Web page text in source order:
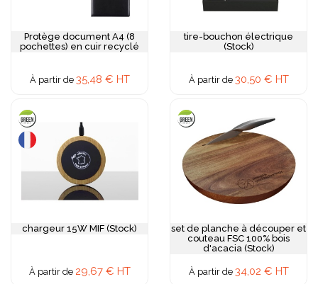
Protège document A4 (8
pochettes) en cuir recyclé
À partir de 35,48 € HT
tire-bouchon électrique
(Stock)
À partir de 30,50 € HT
chargeur 15W MIF (Stock)
À partir de 29,67 € HT
set de planche à découper et
couteau FSC 100% bois
d'acacia (Stock)
À partir de 34,02 € HT